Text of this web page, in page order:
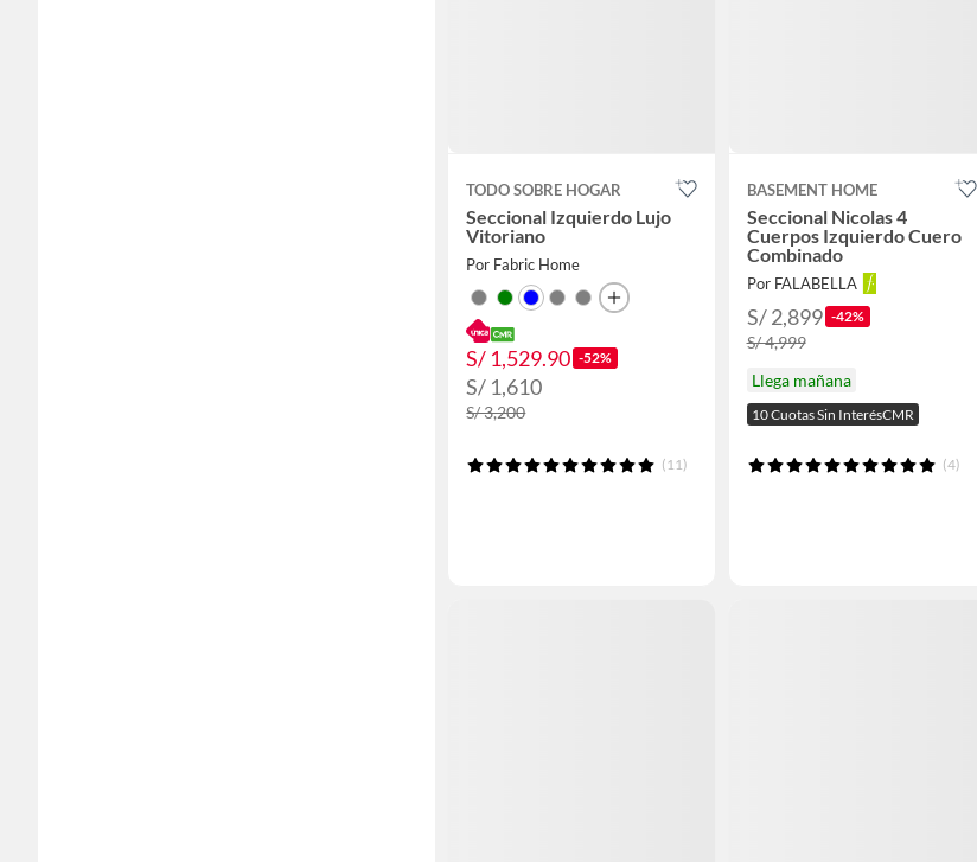
TODO SOBRE HOGAR
Seccional Izquierdo Lujo
Vitoriano
Por Fabric Home
S/ 1,529.90 -52%
S/ 1,610
S/ 3,200
(11)
BASEMENT HOME
Seccional Nicolas 4
Cuerpos Izquierdo Cuero
Combinado
Por FALABELLA
S/ 2,899 -42%
S/ 4,999
Llega mañana
10 Cuotas Sin InterésCMR
(4)